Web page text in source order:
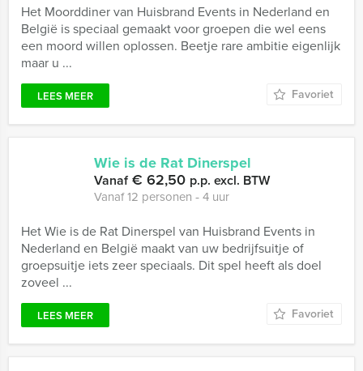
Het Moorddiner van Huisbrand Events in Nederland en
België is speciaal gemaakt voor groepen die wel eens
een moord willen oplossen. Beetje rare ambitie eigenlijk
maar u ...
LEES MEER Favoriet
Wie is de Rat Dinerspel
Vanaf€ 62,50 p.p. excl. BTW
Vanaf 12 personen ‐ 4 uur
Het Wie is de Rat Dinerspel van Huisbrand Events in
Nederland en België maakt van uw bedrijfsuitje of
groepsuitje iets zeer speciaals. Dit spel heeft als doel
zoveel ...
LEES MEER Favoriet